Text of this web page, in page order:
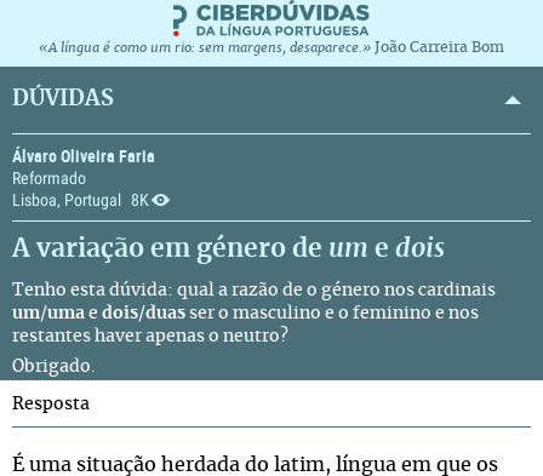
«A língua é como um rio: sem margens, desaparece.» João Carreira Bom
DÚVIDAS
Álvaro Oliveira Faria
Reformado
Lisboa, Portugal
8K
A variação em género de um e dois
Tenho esta dúvida: qual a razão de o género nos cardinais
um/uma e dois/duas ser o masculino e o feminino e nos
restantes haver apenas o neutro?
Obrigado.
Resposta
É uma situação herdada do latim, língua em que os